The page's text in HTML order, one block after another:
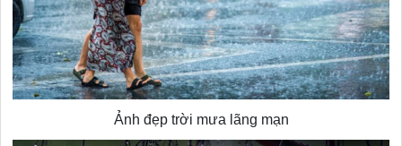
Ảnh đẹp trời mưa lãng mạn